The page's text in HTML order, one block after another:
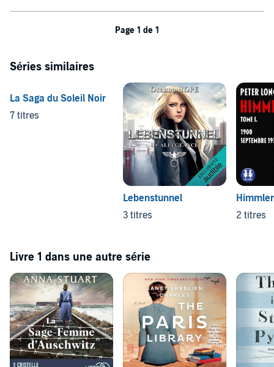
Page 1 de 1
Séries similaires
La Saga du Soleil Noir
7 titres
Lebenstunnel
3 titres
Himmler
2 titres
Livre 1 dans une autre série